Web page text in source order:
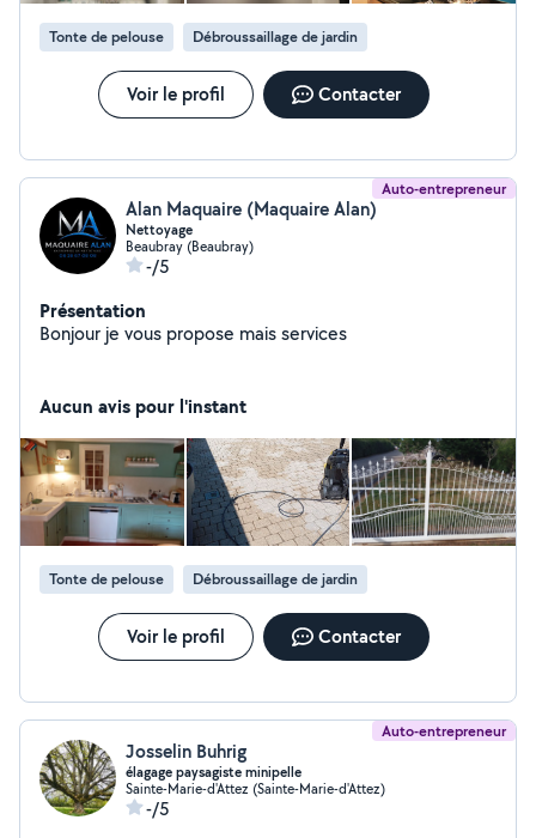
Tonte de pelouse Débroussaillage de jardin
Voir le profil Contacter
Auto-entrepreneur
Alan Maquaire (Maquaire Alan)
Nettoyage
Beaubray (Beaubray)
-/5
Présentation
Bonjour je vous propose mais services
Aucun avis pour l'instant
Tonte de pelouse Débroussaillage de jardin
Voir le profil Contacter
Auto-entrepreneur
Josselin Buhrig
élagage paysagiste minipelle
Sainte-Marie-d'Attez (Sainte-Marie-d'Attez)
-/5